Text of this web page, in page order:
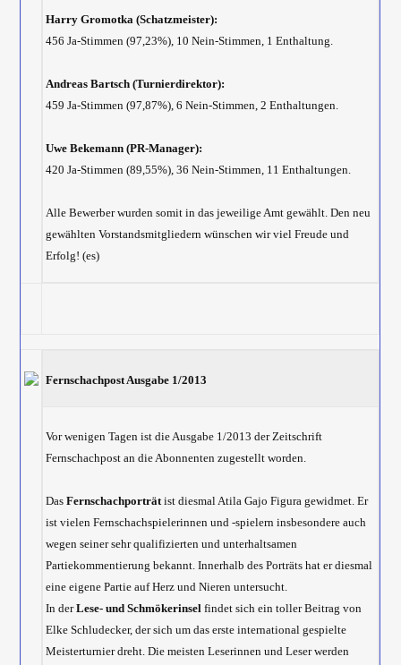
Harry Gromotka (Schatzmeister):
456 Ja-Stimmen (97,23%), 10 Nein-Stimmen, 1 Enthaltung.
Andreas Bartsch (Turnierdirektor):
459 Ja-Stimmen (97,87%), 6 Nein-Stimmen, 2 Enthaltungen.
Uwe Bekemann (PR-Manager):
420 Ja-Stimmen (89,55%), 36 Nein-Stimmen, 11 Enthaltungen.
Alle Bewerber wurden somit in das jeweilige Amt gewählt. Den neu
gewählten Vorstandsmitgliedern wünschen wir viel Freude und
Erfolg! (es)
Fernschachpost Ausgabe 1/2013
Vor wenigen Tagen ist die Ausgabe 1/2013 der Zeitschrift
Fernschachpost an die Abonnenten zugestellt worden.
DasFernschachporträtist diesmal Atila Gajo Figura gewidmet. Er
ist vielen Fernschachspielerinnen und -spielern insbesondere auch
wegen seiner sehr qualifizierten und unterhaltsamen
Partiekommentierung bekannt. Innerhalb des Porträts hat er diesmal
eine eigene Partie auf Herz und Nieren untersucht.
In derLese- und Schmökerinselfindet sich ein toller Beitrag von
Elke Schludecker, der sich um das erste international gespielte
Meisterturnier dreht. Die meisten Leserinnen und Leser werden